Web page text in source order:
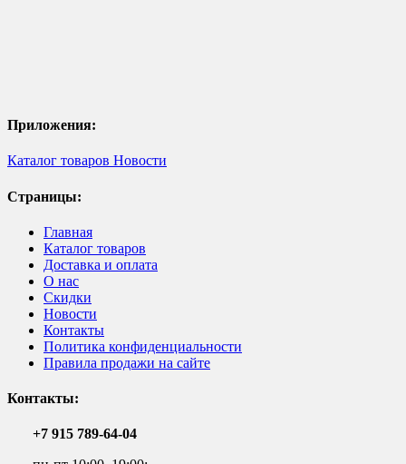
Приложения:
Каталог товаров Новости
Страницы:
Главная
Каталог товаров
Доставка и оплата
О нас
Скидки
Новости
Контакты
Политика конфиденциальности
Правила продажи на сайте
Контакты:
+7 915 789-64-04